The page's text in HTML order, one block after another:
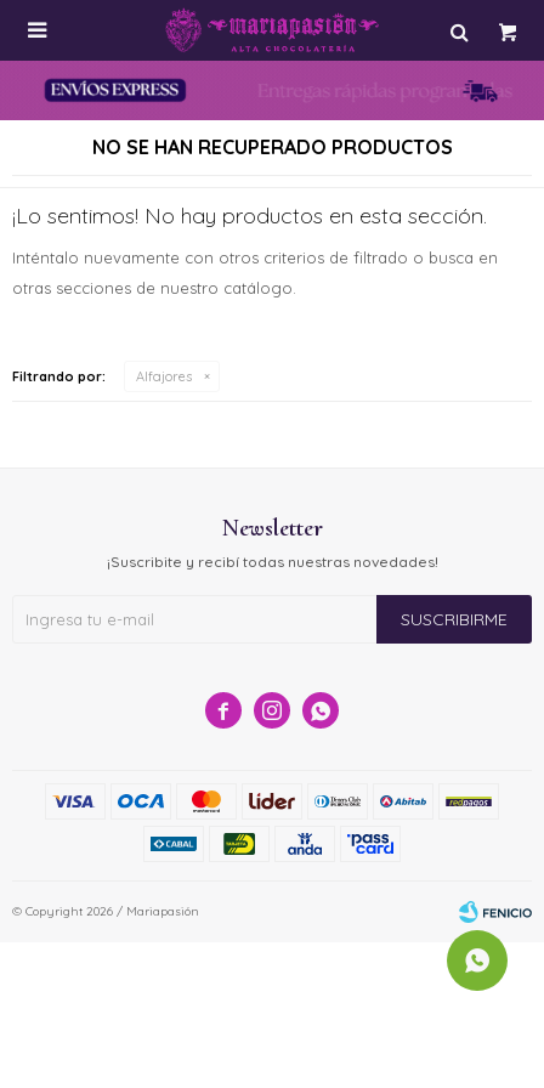

NO SE HAN RECUPERADO PRODUCTOS
¡Lo sentimos! No hay productos en esta sección.
Inténtalo nuevamente con otros criterios de filtrado o busca en
otras secciones de nuestro catálogo.
Filtrando por: Alfajores
  
Newsletter
¡Suscribite y recibí todas nuestras novedades!
SUSCRIBIRME
© Copyright 2026 / Mariapasión